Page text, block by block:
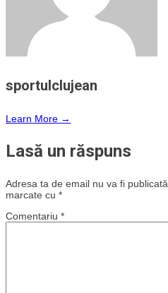
sportulclujean
Learn More →
Lasă un răspuns
Adresa ta de email nu va fi publicată.
marcate cu *
Comentariu *